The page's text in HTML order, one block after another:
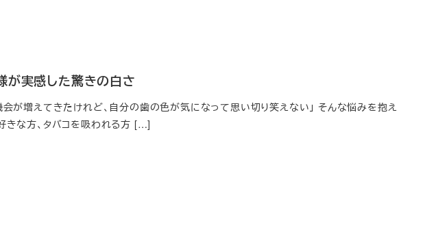
が実感した驚きの白さ
が増えてきたけれど、自分の歯の色が気になって思い切り笑えない」 そんな悩みを抱え
きな方、タバコを吸われる方 […]